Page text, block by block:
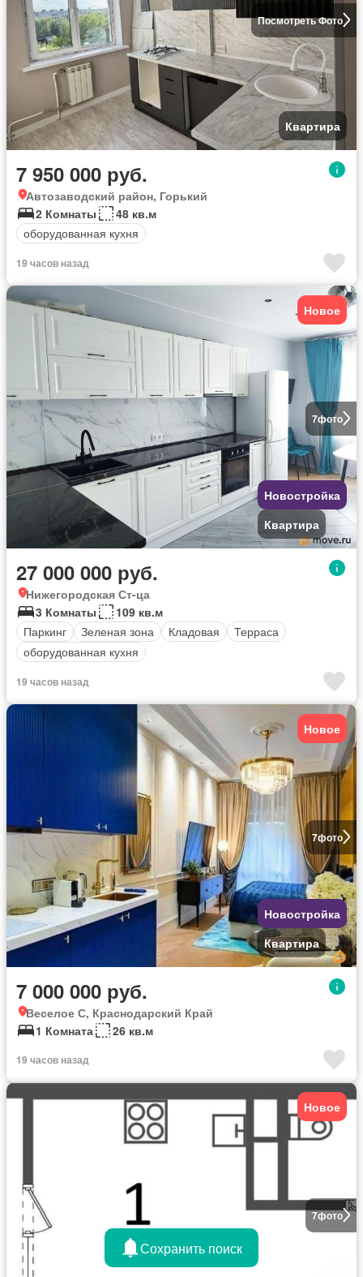
Посмотреть Фото
Квартира
7 950 000 руб.
Автозаводский район, Горький
2 Комнаты
48 кв.м
оборудованная кухня
19 часов назад
7фото
Новое
Новостройка
Квартира
27 000 000 руб.
Нижегородская Ст-ца
3 Комнаты
109 кв.м
Паркинг
Зеленая зона Кладовая
Терраса
оборудованная кухня
19 часов назад
7фото
Новое
Новостройка
Квартира
7 000 000 руб.
Веселое С, Краснодарский Край
1 Комната
26 кв.м
19 часов назад
7фото
Новое
Сохранить поиск